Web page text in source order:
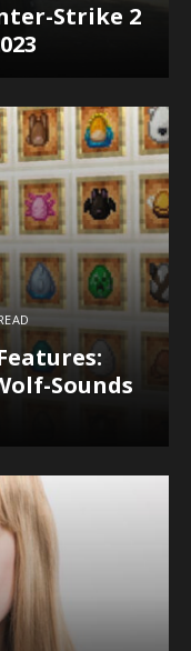
Strike 2
Sounds